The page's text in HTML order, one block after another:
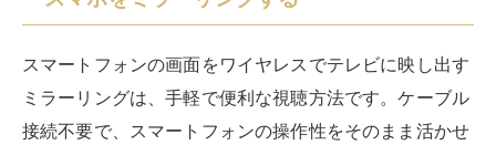
マートテレビの多くは標準で対応しています。設定方法
は機種により異なりますが、基本的にはWi-Fi接続後、
数タップの操作で完了します。